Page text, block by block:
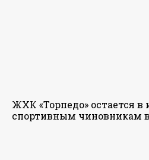
ЖХК «Торпедо» остается в
спортивным чиновникам